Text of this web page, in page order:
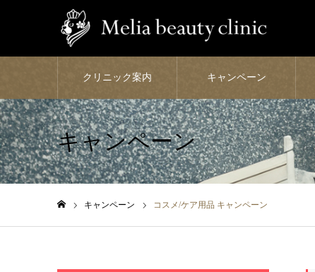
クリニック案内 キャンペーン
キャンペーン
キャンペーン コスメ/ケア用品 キャンペーン